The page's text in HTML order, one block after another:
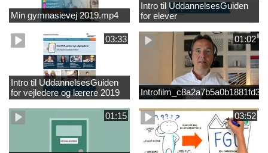
Min gymnasievej 2019.mp4
Intro til UddannelsesGuiden
for elever
03:33
Intro til UddannelsesGuiden
for vejledere og lærere 2019
01:02
01:15 03:52